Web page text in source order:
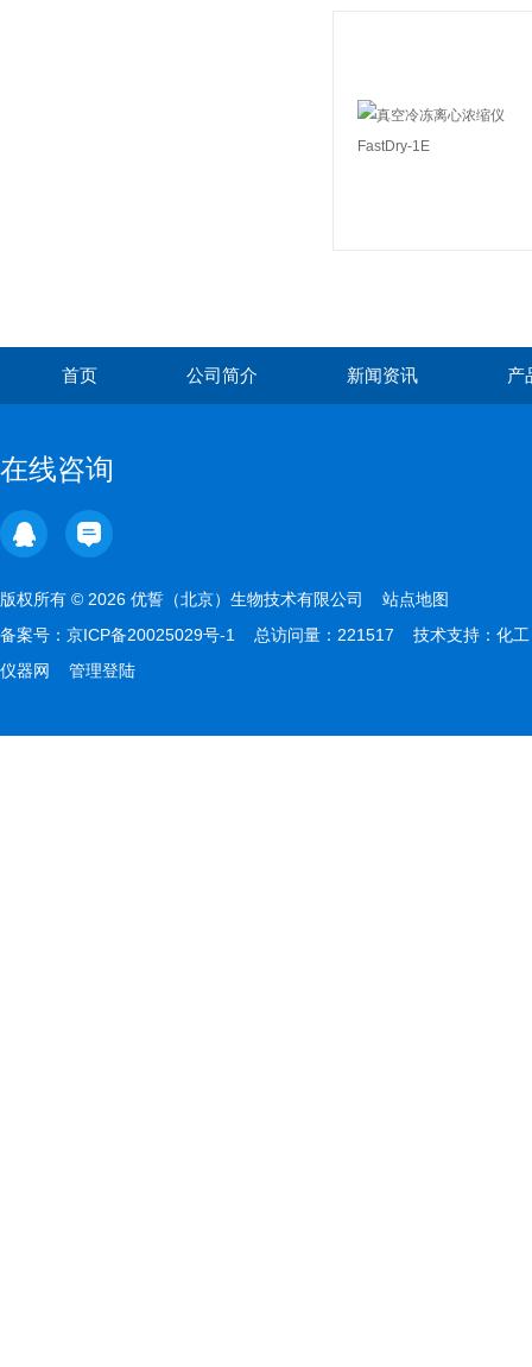
首页 公司简介 新闻资讯 产
在线咨询
版权所有 © 2026 优誓（北京）生物技术有限公司 站点地图
备案号： 京ICP备20025029号-1 总访问量：221517 技术支持： 化工
仪器网
管理登陆